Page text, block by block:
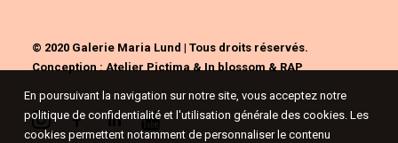
© 2020 Galerie Maria Lund | Tous droits réservés.
Conception :Atelier Pictima&In blossom&RAP
En poursuivant la navigation sur notre site, vous acceptez notre
politique de confidentialité et l'utilisation générale des cookies. Les
cookies permettent notamment de personnaliser le contenu